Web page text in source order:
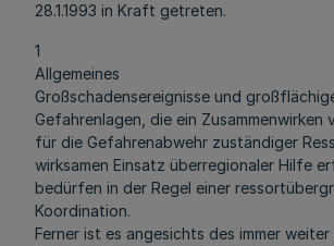
28.1.1993 in Kraft getreten.
1
Allgemeines
Großschadensereignisse und
Gefahrenlagen, die ein Zusammenwirken
für die Gefahrenabwehr zuständiger
wirksamen Einsatz überregionaler Hilfe
bedürfen in der Regel einer
Koordination.
Ferner ist es angesichts des immer